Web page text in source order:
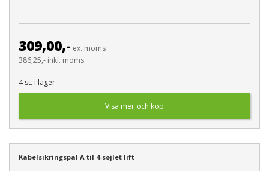
309,00,- ex. moms
386,25,- inkl. moms
4 st. i lager
Visa mer och köp
Kabelsikringspal A til 4-søjlet lift